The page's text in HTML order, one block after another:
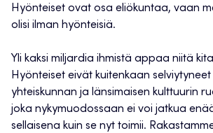
Hyönteiset ovat osa eliökuntaa, vaan
olisi ilman hyönteisiä.
Yli kaksi miljardia ihmistä appaa niitä
Hyönteiset eivät kuitenkaan
yhteiskunnan ja länsimaisen kulttuurin
joka nykymuodossaan ei voi jatkua
sellaisena kuin se nyt toimii.